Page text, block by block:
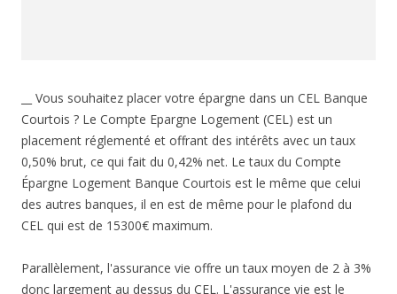
__ Vous souhaitez placer votre épargne dans un CEL Banque
Courtois ? Le Compte Epargne Logement (CEL) est un
placement réglementé et offrant des intérêts avec un taux
0,50% brut, ce qui fait du 0,42% net. Le taux du Compte
Épargne Logement Banque Courtois est le même que celui
des autres banques, il en est de même pour le plafond du
CEL qui est de 15300€ maximum.
Parallèlement, l'assurance vie offre un taux moyen de 2 à 3%
donc largement au dessus du CEL. L'assurance vie est le